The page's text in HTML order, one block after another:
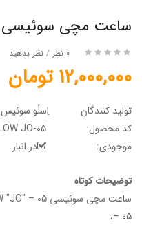
ساعت مچی سوئیسی SLOW "JO" – 05
0 نظر / نظر بدهید
12,000,000 تومان
تولید کنندگان
اِسلُو سوئیس SLOW Swiss
کد محصول:
موجودی:
در انبار
توضیحات کوتاه
– 05،